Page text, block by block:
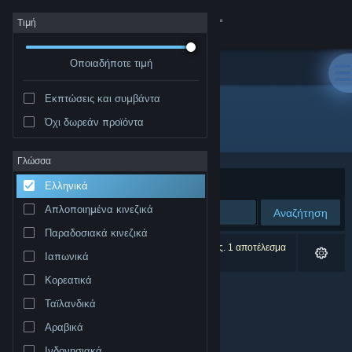
Σύνδεση
Κατάστημα
Σχετικά
Υποστήριξη
Αλλαγή γλώσσας
Προβολή ιστοσελίδας για υπολογιστές
Τιμή
Οποιαδήποτε τιμή
Εκπτώσεις και συμβάντα
Όχι δωρεάν προϊόντα
Γλώσσα
Ελληνικά
Απλοποιημένα κινεζικά
Παραδοσιακά κινεζικά
Ιαπωνικά
Κορεατικά
Ταϊλανδικά
Αραβικά
Δημιουργός: Pyromancers.com
Ταξινόμηση ανά
Αναζήτηση
0 αποτελέσματα ταιριάζουν με την αναζήτησή σας. 1 αποτέλεσμα
αποκλείστηκε βάσει των προτιμήσεών σας.